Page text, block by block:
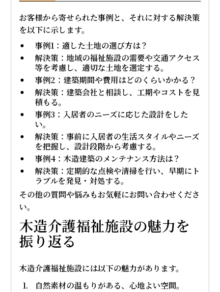
お客様から寄せられた事例と、それに対する解決策
を以下に示します。
事例1：適した土地の選び方は？
解決策：地域の福祉施設の需要や交通アクセス
等を考慮し、適切な土地を選定する。
事例2：建築期間や費用はどのくらいかかる？
解決策：建築会社と相談し、工期やコストを見
積もる。
事例3：入居者のニーズに応じた設計をした
い。
解決策：事前に入居者の生活スタイルやニーズ
を把握し、設計段階から考慮する。
事例4：木造建築のメンテナンス方法は？
解決策：定期的な点検や清掃を行い、早期にト
ラブルを発見・対処する。
その他の質問や悩みもお気軽にお問い合わせくださ
い。
木造介護福祉施設の魅力を
振り返る
木造介護福祉施設には以下の魅力があります。
自然素材の温もりがある、心地よい空間。